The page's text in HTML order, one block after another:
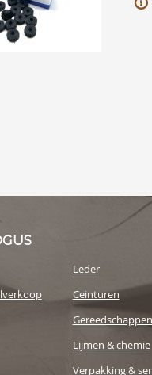
Leder
Ceinturen
Lijmen & chemie
Verpakking &